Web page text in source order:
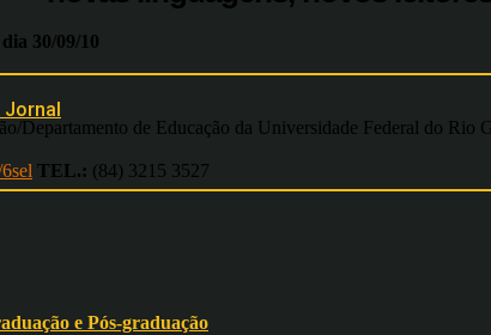
Jornal
30/09/10
Departamento de Educação da Universidade Federal do Rio
TEL.: (84) 3215 3527
e Pós-graduação